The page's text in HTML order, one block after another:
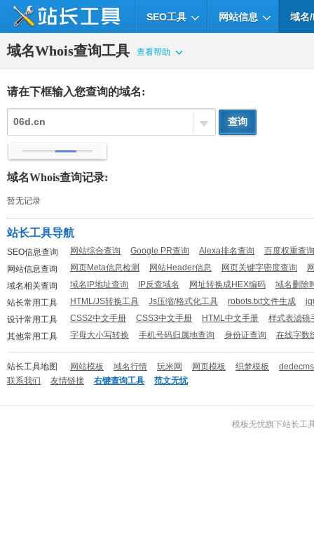
SEO工具 网站信息 域名
域名Whois查询工具 查看帮助
请在下框输入您查询的域名:
域名Whois查询记录:
暂无记录
站长工具导航
SEO信息查询 网站综合查询 Google PR查询 Alexa排名查询
百度权重查询
网站信息查询
网页Meta信息检测 网站Header信息 网页关键字密度查询
域名相关查询
域名IP地址查询 IP反查域名 网址转换成HEX编码
域名删除
站长常用工具
HTML/JS转换工具 Js压缩/格式化工具 robots.txt文件生成
设计常用工具
CSS2中文手册 CSS3中文手册 HTML中文手册
样式表滤镜
其他常用工具
字母大小写转换 手机号码归属地查询 身份证查询 在线字数
站长工具地图 网站模板 域名行情 玩米网 网页模板 织梦模板
联系我们
友情链接 右键查询工具 范文无忧
模板无忧旗下站长工